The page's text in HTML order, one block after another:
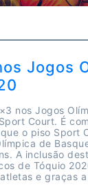
Jogos
nos Jogos
Court. É
o piso Sport
de
A inclusão
de Tóquio
e graças